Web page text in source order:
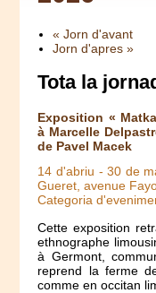
« Jorn d'avant
Jorn d'apres »
Tota la
Exposition «
à Marcelle
de Pavel Macek
14 d'abriu -30 de
Gueret, avenue
Categoria
Cette exposition
ethnographe
à Germont,
reprend la ferme
comme en occitan